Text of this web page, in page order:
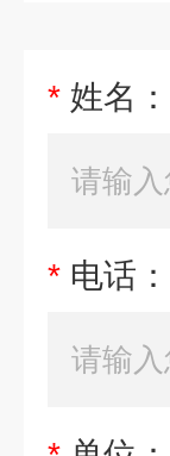
* 姓名：
* 电话：